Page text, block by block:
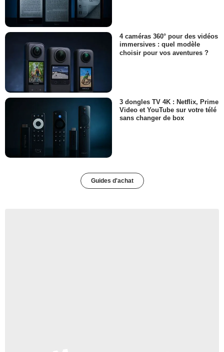
4 caméras 360° pour des vidéos
immersives : quel modèle
choisir pour vos aventures ?
3 dongles TV 4K : Netflix, Prime
Video et YouTube sur votre télé
sans changer de box
Guides d'achat